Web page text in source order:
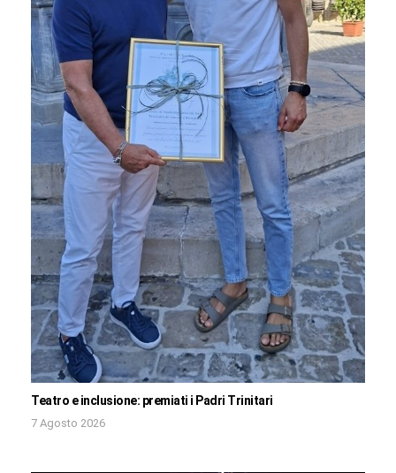
Teatro e inclusione: premiati i Padri Trinitari
7 Agosto 2026